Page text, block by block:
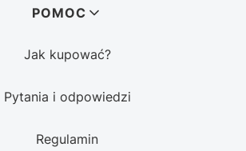
POMOC
Jak kupować?
Pytania i odpowiedzi
Regulamin